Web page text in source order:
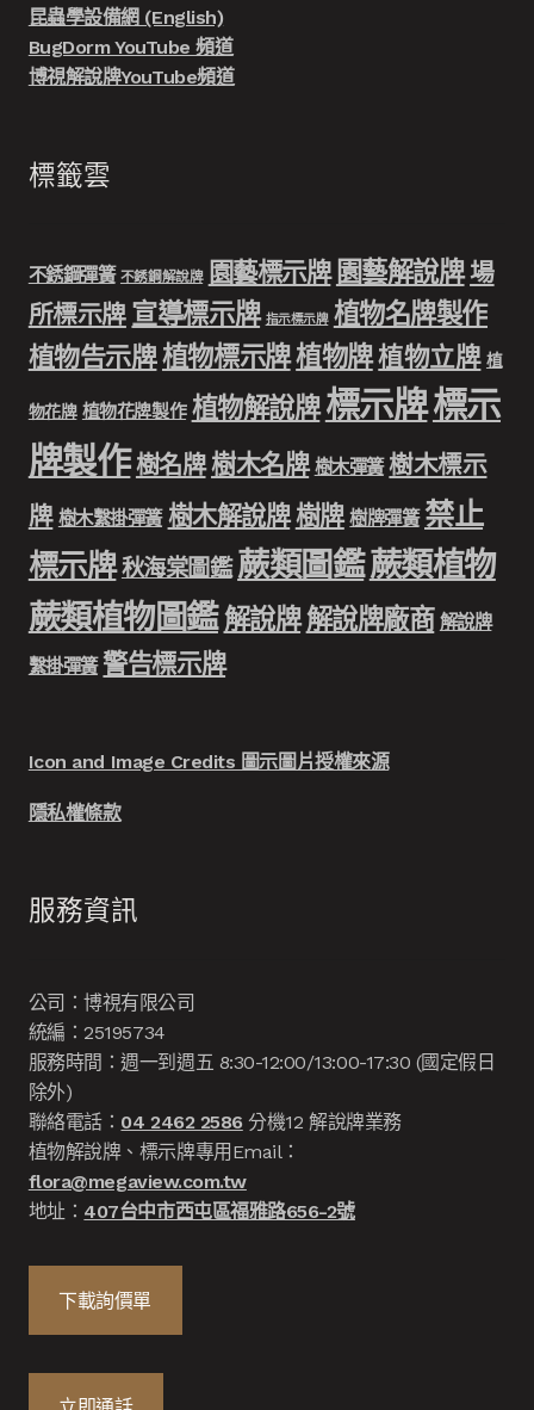
昆蟲學設備網 (English)
BugDorm YouTube 頻道
博視解說牌YouTube頻道
標籤雲
不銹鋼彈簧 不銹鋼解說牌 園藝標示牌 園藝解說牌場
所標示牌 宣導標示牌 指示標示牌 植物名牌製作
植物告示牌植物標示牌植物牌植物立牌 植
物花牌 植物花牌製作 植物解說牌 標示牌標示
牌製作樹名牌樹木名牌 樹木彈簧 樹木標示
牌 樹木繫掛彈簧 樹木解說牌樹牌 樹牌彈簧 禁止
標示牌 秋海棠圖鑑 蕨類圖鑑蕨類植物
蕨類植物圖鑑解說牌解說牌廠商 解說牌
繫掛彈簧 警告標示牌
Icon and Image Credits 圖示圖片授權來源
隱私權條款
服務資訊
公司：博視有限公司
統編：25195734
服務時間：週一到週五 8:30-12:00/13:00-17:30 (國定假日
除外)
聯絡電話： 04 2462 2586分機12 解說牌業務
植物解說牌、標示牌專用Email：
flora@megaview.com.tw
地址： 407台中市西屯區福雅路656-2號
下載詢價單